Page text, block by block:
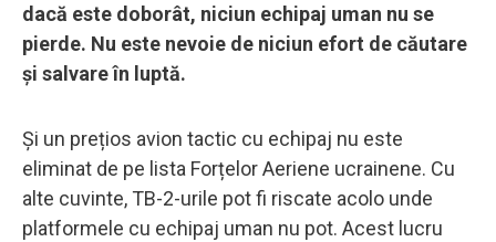
dacă este doborât, niciun echipaj uman nu se
pierde. Nu este nevoie de niciun efort de căutare
și salvare în luptă.
Și un prețios avion tactic cu echipaj nu este
eliminat de pe lista Forțelor Aeriene ucrainene. Cu
alte cuvinte, TB-2-urile pot fi riscate acolo unde
platformele cu echipaj uman nu pot. Acest lucru